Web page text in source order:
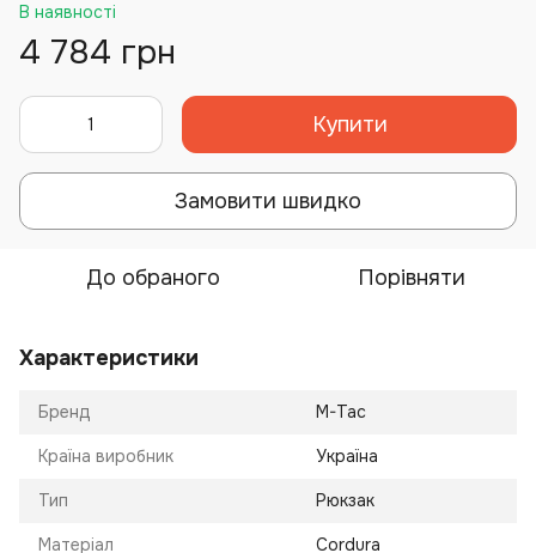
В наявності
4 784 грн
Купити
Замовити швидко
До обраного Порівняти
Характеристики
Бренд M-Tac
Країна виробник Україна
Тип Рюкзак
Матеріал Cordura